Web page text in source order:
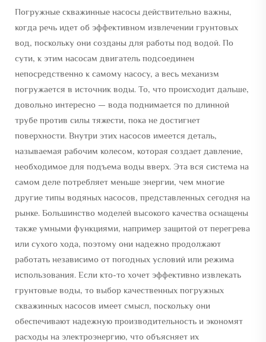
Погружные скважинные насосы действительно важны,
когда речь идет об эффективном извлечении грунтовых
вод, поскольку они созданы для работы под водой. По
сути, к этим насосам двигатель подсоединен
непосредственно к самому насосу, а весь механизм
погружается в источник воды. То, что происходит дальше,
довольно интересно — вода поднимается по длинной
трубе против силы тяжести, пока не достигнет
поверхности. Внутри этих насосов имеется деталь,
называемая рабочим колесом, которая создает давление,
необходимое для подъема воды вверх. Эта вся система на
самом деле потребляет меньше энергии, чем многие
другие типы водяных насосов, представленных сегодня на
рынке. Большинство моделей высокого качества оснащены
также умными функциями, например защитой от перегрева
или сухого хода, поэтому они надежно продолжают
работать независимо от погодных условий или режима
использования. Если кто-то хочет эффективно извлекать
грунтовые воды, то выбор качественных погружных
скважинных насосов имеет смысл, поскольку они
обеспечивают надежную производительность и экономят
расходы на электроэнергию, что объясняет их